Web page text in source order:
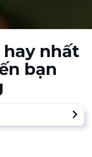
nhất
bạn